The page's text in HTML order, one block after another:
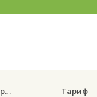
Дни курсирования Тариф